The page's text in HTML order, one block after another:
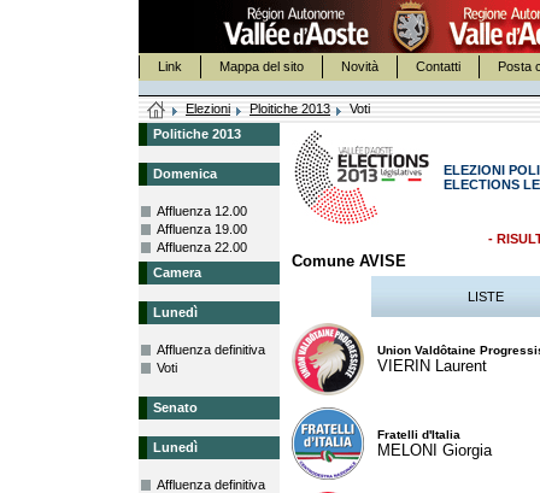
Link Mappa del sito Novità Contatti Posta
Elezioni Ploitiche 2013
Voti
Politiche 2013
Domenica
Affluenza 12.00
Affluenza 19.00
Affluenza 22.00
Camera
Lunedì
Affluenza definitiva
Voti
Senato
Lunedì
Affluenza definitiva
ELEZIONI
ELECTIONS
-
Comune AVISE
LISTE
Union Valdôtaine
VIERIN Laurent
Fratelli d'Italia
MELONI Giorgia